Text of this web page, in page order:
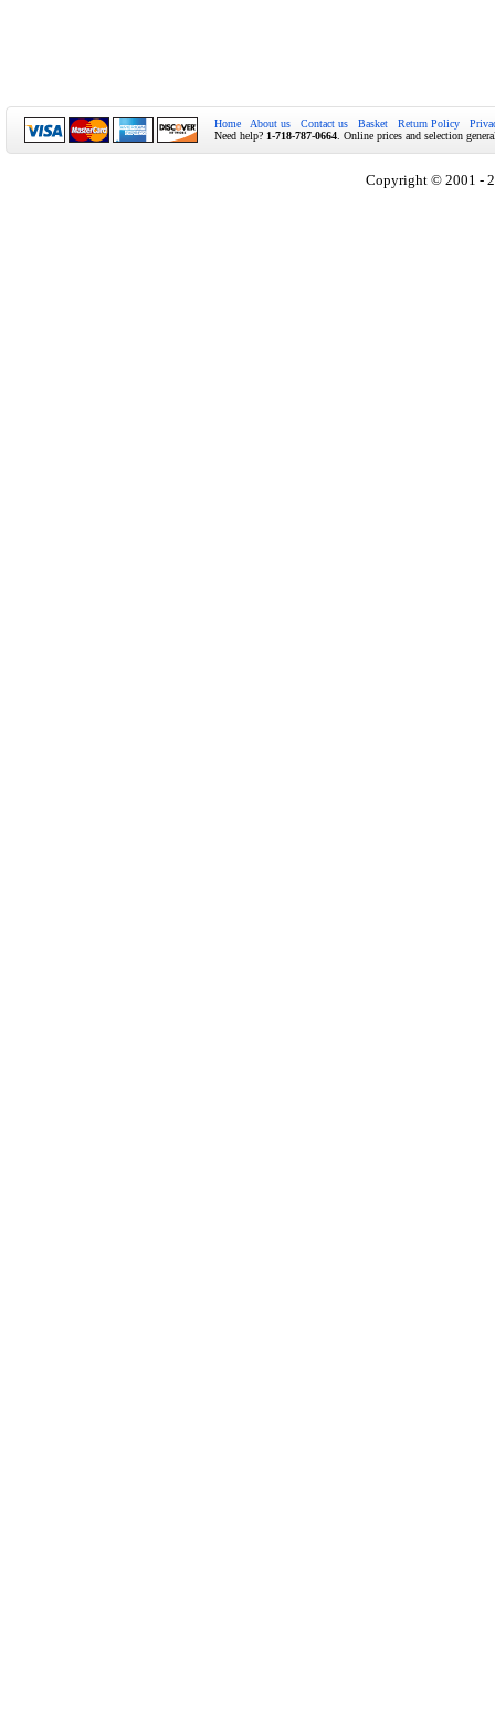
Home About us Contact us Basket Return Policy
Need help? 1-718-787-0664 . Online prices and selection
Copyright © 2001 -